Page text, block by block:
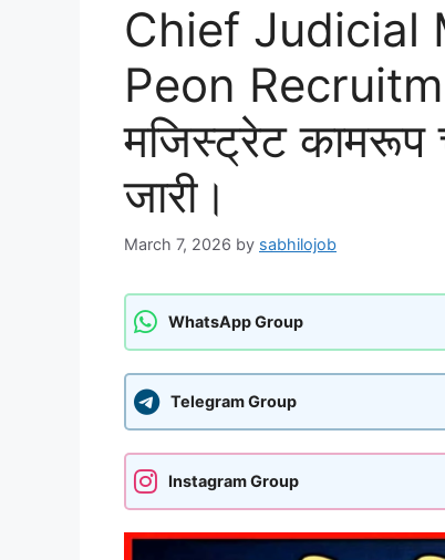
Chief Judicial
Peon
मजिस्ट्रेट कामरूप
जारी।
March 7, 2026 by sabhilojob
WhatsApp Group
Telegram Group
Instagram Group